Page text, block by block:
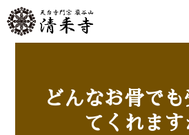
どんなお骨で
てくれます